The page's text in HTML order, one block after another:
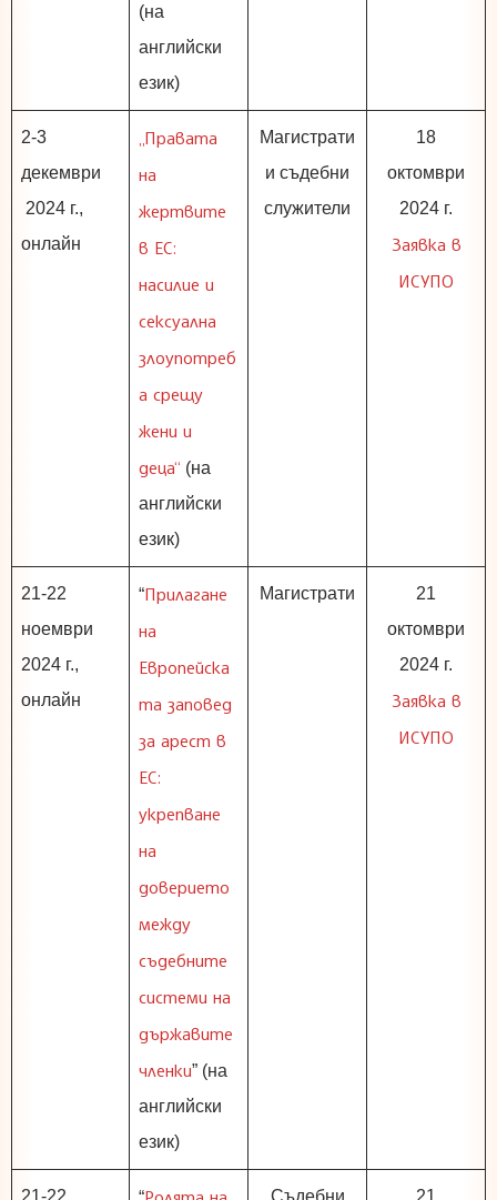
(на
английски
език)
2-3
декември
2024 г.,
онлайн
„Правата
на
жертвите
в ЕС:
насилие и
сексуална
злоупотреб
а срещу
жени и
деца“ (на
английски
език)
Магистрати
и съдебни
служители
18
октомври
2024 г.
Заявка в
ИСУПО
21-22
ноември
2024 г.,
онлайн
“Прилагане
на
Европейска
та заповед
за арест в
ЕС:
укрепване
на
доверието
между
съдебните
системи на
държавите
членки” (на
английски
език)
Магистрати
21
октомври
2024 г.
Заявка в
ИСУПО
21-22 Съдебни 21